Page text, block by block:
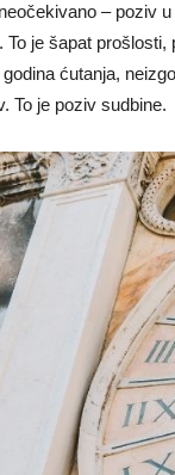
– poziv
To je šapat
godina ćutanja,
To je poziv sudbine.